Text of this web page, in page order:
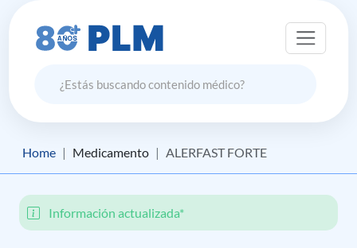
Home Medicamento ALERFAST FORTE
Información actualizada*